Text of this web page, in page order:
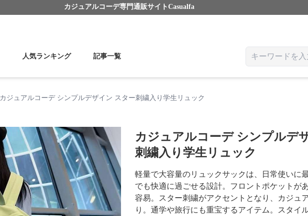
カジュアルコーデ専門通販サイト Casualfa
人気ランキング 記事一覧
カジュアルコーデ シンプルデザイン スター刺繍入り学生リュック
カジュアルコーデ シンプルデ
刺繍入り学生リュック
軽量で大容量のリュックサックは、日常使いに
でも快適に過ごせる設計。フロントポケットが
容易。スター刺繍がアクセントとなり、カジュ
り。通学や旅行にも重宝するアイテム。スタイ